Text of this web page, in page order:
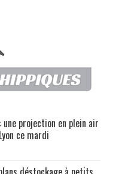
une projection en plein air
ce mardi